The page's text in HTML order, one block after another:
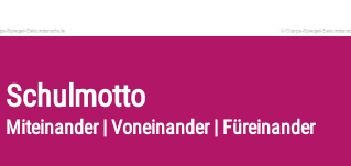
Schulmotto
Miteinander | Voneinander | Füreinander